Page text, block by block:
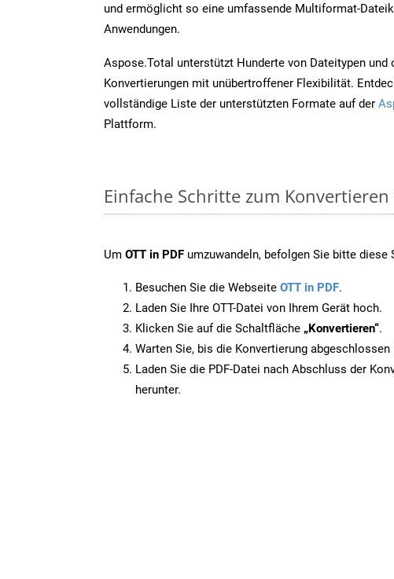
und ermöglicht so eine umfassende Multiformat-
Anwendungen.
Aspose.Total unterstützt Hunderte von Dateitypen
Konvertierungen mit unübertroffener Flexibilität.
vollständige Liste der unterstützten Formate auf der
Plattform.
Einfache Schritte zum
Um OTT in PDF umzuwandeln, befolgen Sie bitte diese
Besuchen Sie die Webseite OTT in PDF.
Laden Sie Ihre OTT-Datei von Ihrem Gerät hoch.
Klicken Sie auf die Schaltfläche „Konvertieren“.
Warten Sie, bis die Konvertierung abgeschlossen
Laden Sie die PDF-Datei nach Abschluss der
herunter.